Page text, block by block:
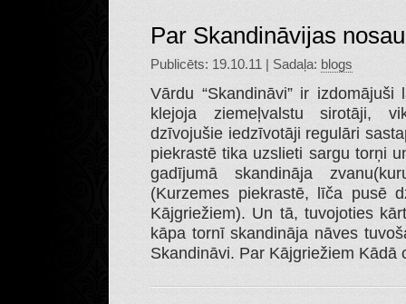
Par Skandināvijas
Publicēts: 19.10.11 | Sadaļa: blogs
Vārdu “Skandināvi” ir
klejoja ziemeļvalstu sirotāji,
dzīvojušie iedzīvotāji regulāri
piekrastē tika uzslieti sargu torņi
gadījumā skandināja
(Kurzemes piekrastē, līča pusē
Kājgriežiem). Un tā, tuvojoties
kāpa tornī skandināja nāves
Skandināvi. Par Kājgriežiem Kādā